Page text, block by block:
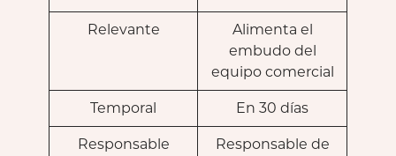
Relevante
Alimenta el
embudo del
equipo comercial
Temporal En 30 días
Responsable
Responsable de